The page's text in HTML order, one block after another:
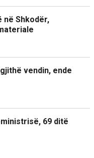
në Shkodër,
vendin, ende
69 ditë